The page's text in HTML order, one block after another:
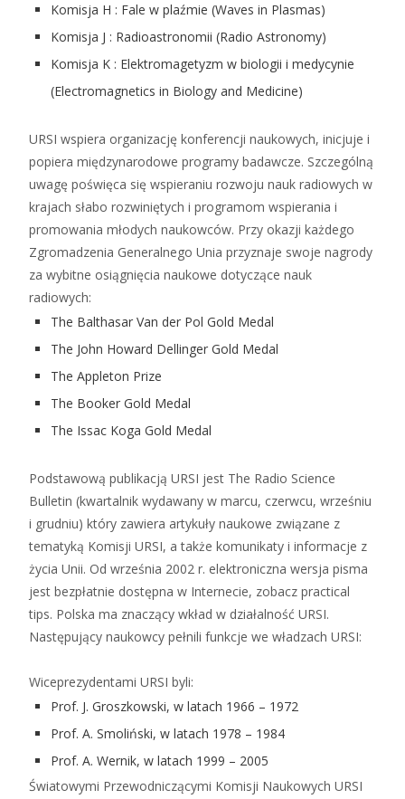
Komisja H : Fale w plaźmie (Waves in Plasmas)
Komisja J : Radioastronomii (Radio Astronomy)
Komisja K : Elektromagetyzm w biologii i medycynie
(Electromagnetics in Biology and Medicine)
URSI wspiera organizację konferencji naukowych, inicjuje i
popiera międzynarodowe programy badawcze. Szczególną
uwagę poświęca się wspieraniu rozwoju nauk radiowych w
krajach słabo rozwiniętych i programom wspierania i
promowania młodych naukowców. Przy okazji każdego
Zgromadzenia Generalnego Unia przyznaje swoje nagrody
za wybitne osiągnięcia naukowe dotyczące nauk
radiowych:
The Balthasar Van der Pol Gold Medal
The John Howard Dellinger Gold Medal
The Appleton Prize
The Booker Gold Medal
The Issac Koga Gold Medal
Podstawową publikacją URSI jest The Radio Science
Bulletin (kwartalnik wydawany w marcu, czerwcu, wrześniu
i grudniu) który zawiera artykuły naukowe związane z
tematyką Komisji URSI, a także komunikaty i informacje z
życia Unii. Od września 2002 r. elektroniczna wersja pisma
jest bezpłatnie dostępna w Internecie, zobacz practical
tips. Polska ma znaczący wkład w działalność URSI.
Następujący naukowcy pełnili funkcje we władzach URSI:
Wiceprezydentami URSI byli:
Prof. J. Groszkowski, w latach 1966 – 1972
Prof. A. Smoliński, w latach 1978 – 1984
Prof. A. Wernik, w latach 1999 – 2005
Światowymi Przewodniczącymi Komisji Naukowych URSI